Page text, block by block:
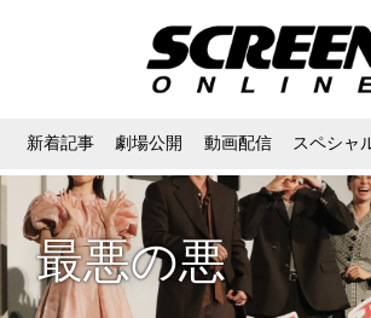
新着記事 劇場公開 動画配信 スペシャ
最悪の悪